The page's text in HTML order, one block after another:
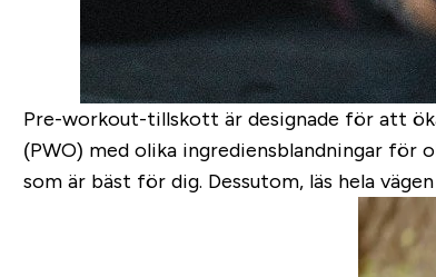
Pre-workout-tillskott är designade för att
(PWO) med olika ingrediensblandningar för
som är bäst för dig. Dessutom, läs hela